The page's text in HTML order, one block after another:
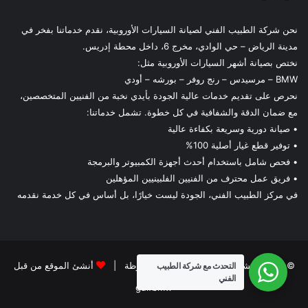
نحن شركة الطبيب الفني لصيانة السيارات الأوروبية، نقدم خدماتنا بفخر في
مدينة الرياض – حي الوادي، مخرج 6، داخل محطة إدريس.
نختص بصيانة أشهر السيارات الأوروبية مثل:
BMW – مرسيدس – رنج روفر – بورشه – أودي
نحرص على تقديم خدمات عالية الجودة بأيدي نخبة من الفنيين المتخصصين،
مع ضمان الدقة والشفافية في كل خطوة. تشمل خدماتنا:
• صيانة دورية وسريعة بكفاءة عالية
• توفير قطع غيار أصلية 100%
• فحص شامل باستخدام أحدث أجهزة الكمبيوتر والبرمجة
• فريق عمل محترف من الفنيين الفلبينيين المؤهلين
في مركز الطبيب الفني، الجودة ليست خيارًا، بل أساس في كل خدمة نقدمه
© حقوق النشر 2026، جميع الحقوق محفوظة |
أنشئ الموقع من قبل
gulfbmw
التحدث مع شركة الطبيب
الفني